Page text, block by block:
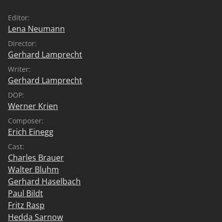
Editor:
Lena Neumann
Director:
Gerhard Lamprecht
Writer:
Gerhard Lamprecht
DOP:
Werner Krien
Composer:
Erich Einegg
Cast:
Charles Brauer
Walter Bluhm
Gerhard Haselbach
Paul Bildt
Fritz Rasp
Hedda Sarnow